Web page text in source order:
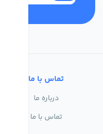
تماس با ما
درباره ما
تماس با ما